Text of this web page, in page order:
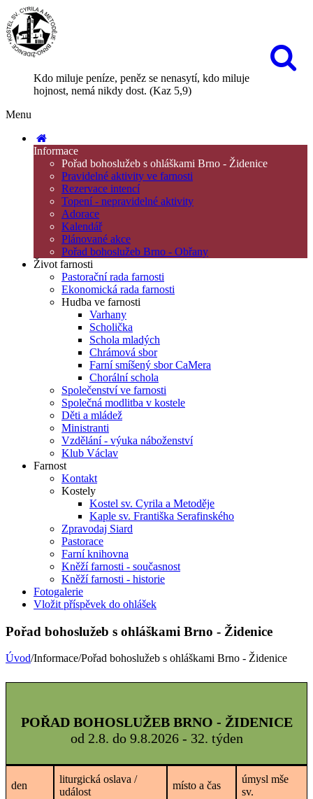
Kdo miluje peníze, peněz se nenasytí, kdo miluje
hojnost, nemá nikdy dost. (Kaz 5,9)
Menu
Informace
Pořad bohoslužeb s ohláškami Brno - Židenice
Pravidelné aktivity ve farnosti
Rezervace intencí
Topení - nepravidelné aktivity
Adorace
Kalendář
Plánované akce
Pořad bohoslužeb Brno - Obřany
Život farnosti
Pastorační rada farnosti
Ekonomická rada farnosti
Hudba ve farnosti
Varhany
Scholička
Schola mladých
Chrámová sbor
Farní smíšený sbor CaMera
Chorální schola
Společenství ve farnosti
Společná modlitba v kostele
Děti a mládež
Ministranti
Vzdělání - výuka náboženství
Klub Václav
Farnost
Kontakt
Kostely
Kostel sv. Cyrila a Metoděje
Kaple sv. Františka Serafinského
Zpravodaj Siard
Pastorace
Farní knihovna
Kněží farnosti - současnost
Kněží farnosti - historie
Fotogalerie
Vložit příspěvek do ohlášek
Pořad bohoslužeb s ohláškami Brno - Židenice
Úvod/Informace/Pořad bohoslužeb s ohláškami Brno - Židenice
POŘAD BOHOSLUŽEB BRNO - ŽIDENICE
od 2.8. do 9.8.2026 - 32. týden
den
liturgická oslava /
událost
místo a čas
úmysl mše
sv.